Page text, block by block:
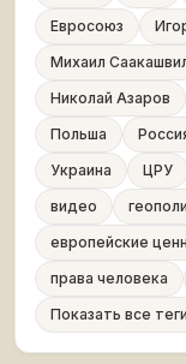
Евросоюз
Михаил
Николай Азаров
Польша
Украина
ЦРУ
видео
европейские
права человека
Показать все теги